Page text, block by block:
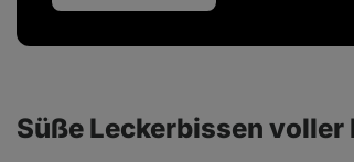
Süße Leckerbissen voller